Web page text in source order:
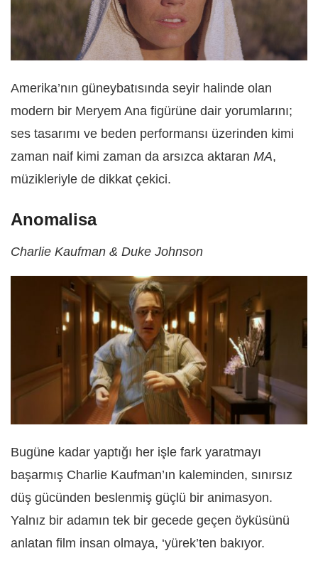
Amerika’nın güneybatısında seyir halinde olan
modern bir Meryem Ana figürüne dair yorumlarını;
ses tasarımı ve beden performansı üzerinden kimi
zaman naif kimi zaman da arsızca aktaran MA,
müzikleriyle de dikkat çekici.
Anomalisa
Charlie Kaufman & Duke Johnson
Bugüne kadar yaptığı her işle fark yaratmayı
başarmış Charlie Kaufman’ın kaleminden, sınırsız
düş gücünden beslenmiş güçlü bir animasyon.
Yalnız bir adamın tek bir gecede geçen öyküsünü
anlatan film insan olmaya, ‘yürek’ten bakıyor.